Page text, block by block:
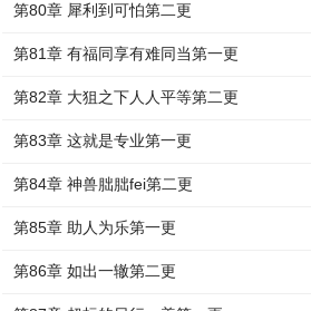
第80章 犀利到可怕第二更
第81章 有福同享有难同当第一更
第82章 大狙之下人人平等第二更
第83章 这就是专业第一更
第84章 神兽朏朏fei第二更
第85章 助人为乐第一更
第86章 如出一辙第二更